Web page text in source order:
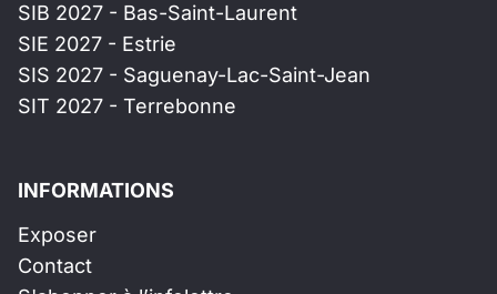
SIB 2027 - Bas-Saint-Laurent
SIE 2027 - Estrie
SIS 2027 - Saguenay-Lac-Saint-Jean
SIT 2027 - Terrebonne
INFORMATIONS
Exposer
Contact